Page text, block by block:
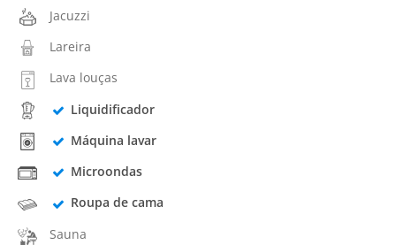
Jacuzzi
Lareira
Lava louças
Liquidificador
Máquina lavar
Microondas
Roupa de cama
Sauna